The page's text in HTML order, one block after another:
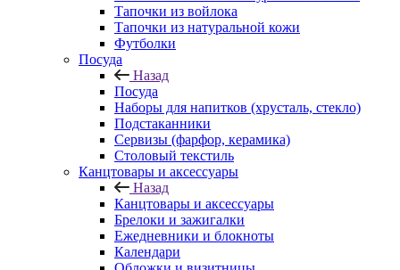
Тапочки из войлока
Тапочки из натуральной кожи
Футболки
Посуда
Назад
Посуда
Наборы для напитков (хрусталь, стекло)
Подстаканники
Сервизы (фарфор, керамика)
Столовый текстиль
Канцтовары и аксессуары
Назад
Канцтовары и аксессуары
Брелоки и зажигалки
Ежедневники и блокноты
Календари